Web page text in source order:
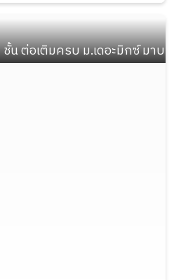
ต่อเติมครบ ม.เดอะมิกซ์ มาบ